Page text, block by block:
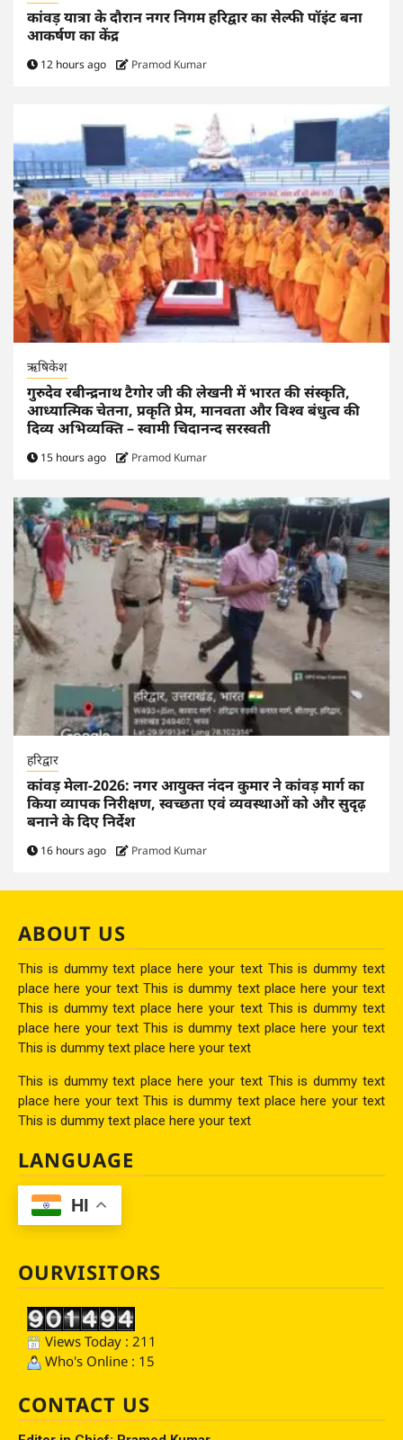
कांवड़ यात्रा के दौरान नगर निगम हरिद्वार का सेल्फी पॉइंट बना
आकर्षण का केंद्र
12 hours ago Pramod Kumar
ऋषिकेश
गुरुदेव रबीन्द्रनाथ टैगोर जी की लेखनी में भारत की संस्कृति,
आध्यात्मिक चेतना, प्रकृति प्रेम, मानवता और विश्व बंधुत्व की
दिव्य अभिव्यक्ति – स्वामी चिदानन्द सरस्वती
15 hours ago Pramod Kumar
हरिद्वार
कांवड़ मेला-2026: नगर आयुक्त नंदन कुमार ने कांवड़ मार्ग का
किया व्यापक निरीक्षण, स्वच्छता एवं व्यवस्थाओं को और सुदृढ़
बनाने के दिए निर्देश
16 hours ago Pramod Kumar
ABOUT US
This is dummy text place here your text This is dummy text
place here your text This is dummy text place here your text
This is dummy text place here your text This is dummy text
place here your text This is dummy text place here your text
This is dummy text place here your text
This is dummy text place here your text This is dummy text
place here your text This is dummy text place here your text
This is dummy text place here your text
LANGUAGE
HI
OURVISITORS
Views Today : 211
Who's Online : 15
CONTACT US